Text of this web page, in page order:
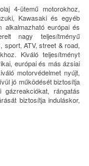
4-ütemű motorokhoz,
Kawasaki és egyéb
alkalmazható európai és
nagy teljesítményű
ATV, street & road,
Kiváló teljesítményt
európai és más ázsiai
motorvédelmet nyújt,
jó működését biztosítja
gázreakciókat, rángatás
biztosítja induláskor,